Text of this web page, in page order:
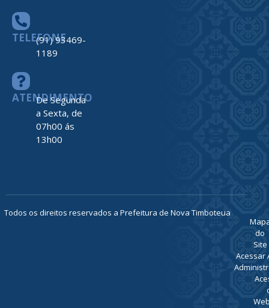
TELEFONE
(91) 93469-
1189
ATENDIMENTO
De Segunda
a Sexta, de
07h00 ás
13h00
Todos os direitos reservados a Prefeitura de Nova Timboteua
do
Site
Acessar